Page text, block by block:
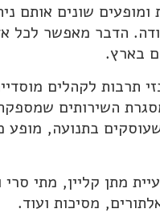
שונים אותם
הדבר מאפשר לכל
בארץ.
תרבות לקהלים
השירותים
בתנועה, מופע
מתן קליין, מתי סרי
מסיכות ועוד.